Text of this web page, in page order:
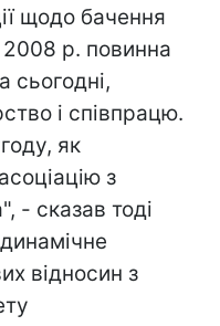
щодо бачення
2008 р. повинна
сьогодні,
і співпрацю.
як
з
- сказав тоді
відносин з